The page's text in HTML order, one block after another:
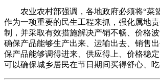
农业农村部强调，各地政府必须将“菜
作为一项重要的民生工程来抓，强化属地
制，并采取有效措施解决产销不畅、价格
确保产品能够生产出来、运输出去、销售
保产品能够调得进来、供应得上、价格稳定
可以确保城乡居民在节日期间买得舒心、吃